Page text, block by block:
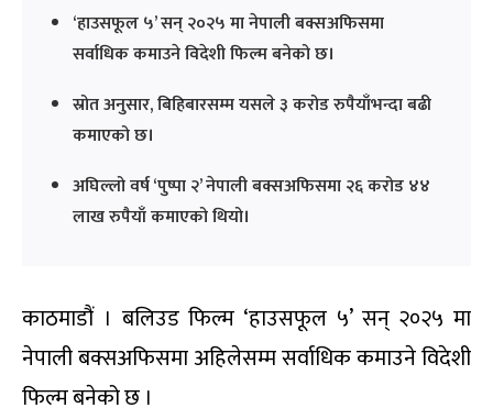
‘हाउसफूल ५’ सन् २०२५ मा नेपाली बक्सअफिसमा
सर्वाधिक कमाउने विदेशी फिल्म बनेको छ।
स्रोत अनुसार, बिहिबारसम्म यसले ३ करोड रुपैयाँभन्दा बढी
कमाएको छ।
अघिल्लो वर्ष ‘पुष्पा २’ नेपाली बक्सअफिसमा २६ करोड ४४
लाख रुपैयाँ कमाएको थियो।
काठमाडौं । बलिउड फिल्म ‘हाउसफूल ५’ सन् २०२५ मा
नेपाली बक्सअफिसमा अहिलेसम्म सर्वाधिक कमाउने विदेशी
फिल्म बनेको छ ।